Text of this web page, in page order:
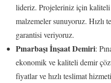
lideriz. Projeleriniz için
malzemeler sunuyoruz. Hızlı
garantisi veriyoruz.
Pınarbaşı İnşaat Demiri:
ekonomik ve kaliteli demir
fiyatlar ve hızlı teslimat